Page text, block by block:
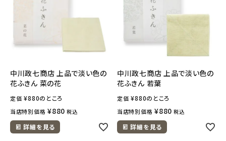
中川政七商店 上品で淡い色の
花ふきん 菜の花
定価 ¥880のところ
当店特別価格 ¥880 税込
詳細を見る
中川政七商店 上品で淡い色の
花ふきん 若葉
定価 ¥880のところ
当店特別価格 ¥880 税込
詳細を見る